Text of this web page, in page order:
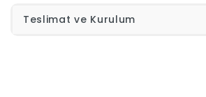
Yap
Teslimat ve Kurulum